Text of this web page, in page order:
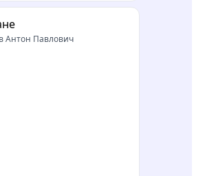
Антон Павлович